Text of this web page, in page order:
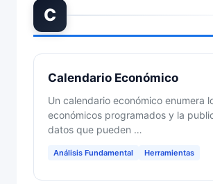
C
Calendario Económico
Un calendario económico enumera
económicos programados y la
datos que pueden …
Análisis Fundamental Herramientas